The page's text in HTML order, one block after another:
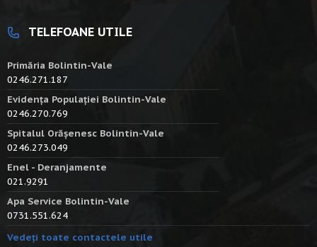
TELEFOANE UTILE
Primăria Bolintin-Vale
0246.271.187
Evidența Populației Bolintin-Vale
0246.270.769
Spitalul Orășenesc Bolintin-Vale
0246.273.049
Enel - Deranjamente
021.9291
Apa Service Bolintin-Vale
0731.551.624
Vedeți toate contactele utile